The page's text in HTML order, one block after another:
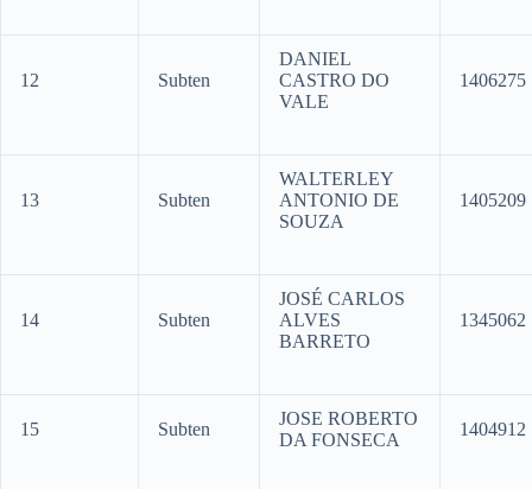
12 Subten
DANIEL
CASTRO DO
VALE
1406275
13 Subten
WALTERLEY
ANTONIO DE
SOUZA
1405209
14 Subten
JOSÉ CARLOS
ALVES
BARRETO
1345062
15 Subten
JOSE ROBERTO
DA FONSECA
1404912